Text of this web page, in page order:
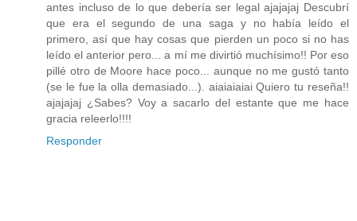
antes incluso de lo que debería ser legal ajajajaj Descubrí
que era el segundo de una saga y no había leído el
primero, así que hay cosas que pierden un poco si no has
leído el anterior pero... a mí me divirtió muchísimo!! Por eso
pillé otro de Moore hace poco... aunque no me gustó tanto
(se le fue la olla demasiado...). aiaiaiaiai Quiero tu reseña!!
ajajajaj ¿Sabes? Voy a sacarlo del estante que me hace
gracia releerlo!!!!
Responder